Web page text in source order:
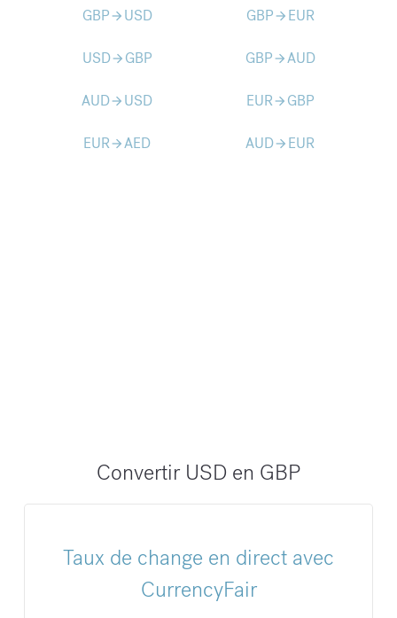
GBParrow_forward USD GBParrow_forward EUR
USDarrow_forward GBP GBParrow_forwardAUD
AUDarrow_forward USD EURarrow_forward GBP
EURarrow_forwardAED AUDarrow_forward EUR
Convertir USD en GBP
Taux de change en direct avec
CurrencyFair